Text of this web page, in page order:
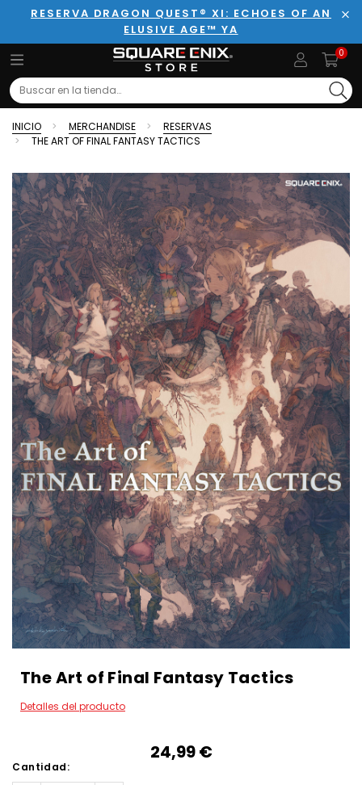
RESERVA DRAGON QUEST® XI: ECHOES OF AN
ELUSIVE AGE™ YA
0
Search
INICIO MERCHANDISE
RESERVAS
THE ART OF FINAL FANTASY TACTICS
The Art of Final Fantasy Tactics
Detalles del producto
24,99‎ ‎€
Cantidad: